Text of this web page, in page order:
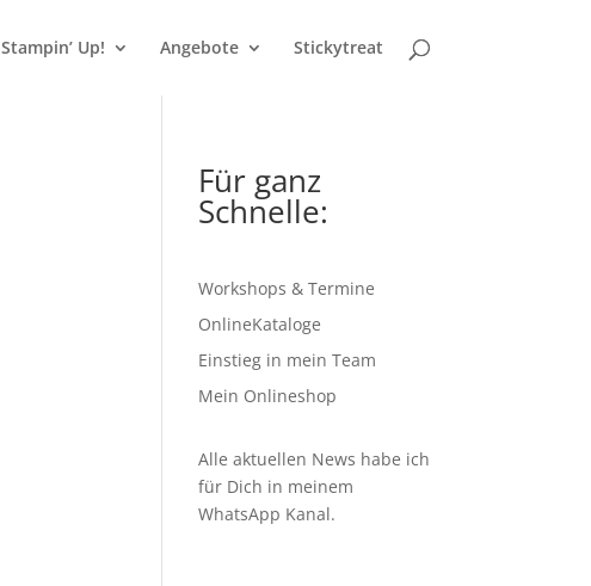
Stampin’ Up! Angebote Stickytreat
Für ganz
Schnelle:
Workshops & Termine
OnlineKataloge
Einstieg in mein Team
Mein Onlineshop
Alle aktuellen News habe ich
für Dich in meinem
WhatsApp Kanal.